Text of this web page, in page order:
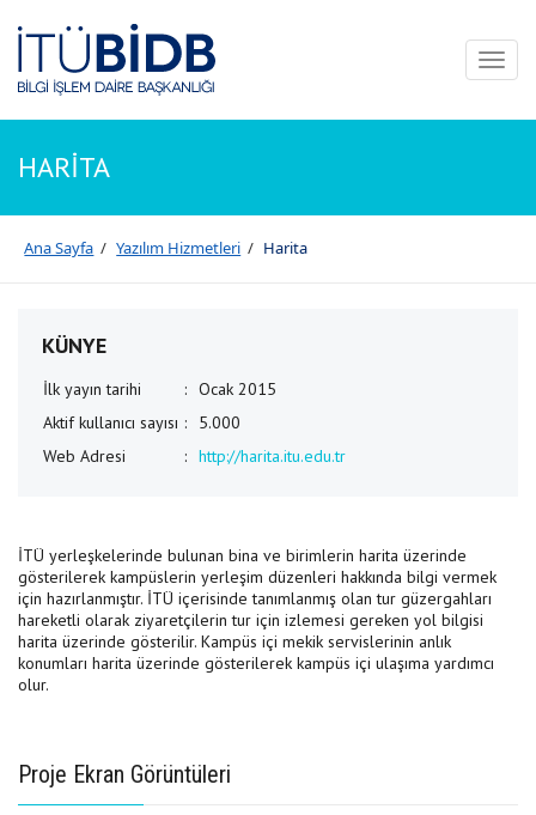
HARİTA
Ana Sayfa / Yazılım Hizmetleri / Harita
KÜNYE
İlk yayın tarihi : Ocak 2015
Aktif kullanıcı sayısı :
5.000
Web Adresi
: http://harita.itu.edu.tr
İTÜ yerleşkelerinde bulunan bina ve birimlerin harita üzerinde
gösterilerek kampüslerin yerleşim düzenleri hakkında bilgi vermek
için hazırlanmıştır. İTÜ içerisinde tanımlanmış olan tur güzergahları
hareketli olarak ziyaretçilerin tur için izlemesi gereken yol bilgisi
harita üzerinde gösterilir. Kampüs içi mekik servislerinin anlık
konumları harita üzerinde gösterilerek kampüs içi ulaşıma yardımcı
olur.
Proje Ekran Görüntüleri